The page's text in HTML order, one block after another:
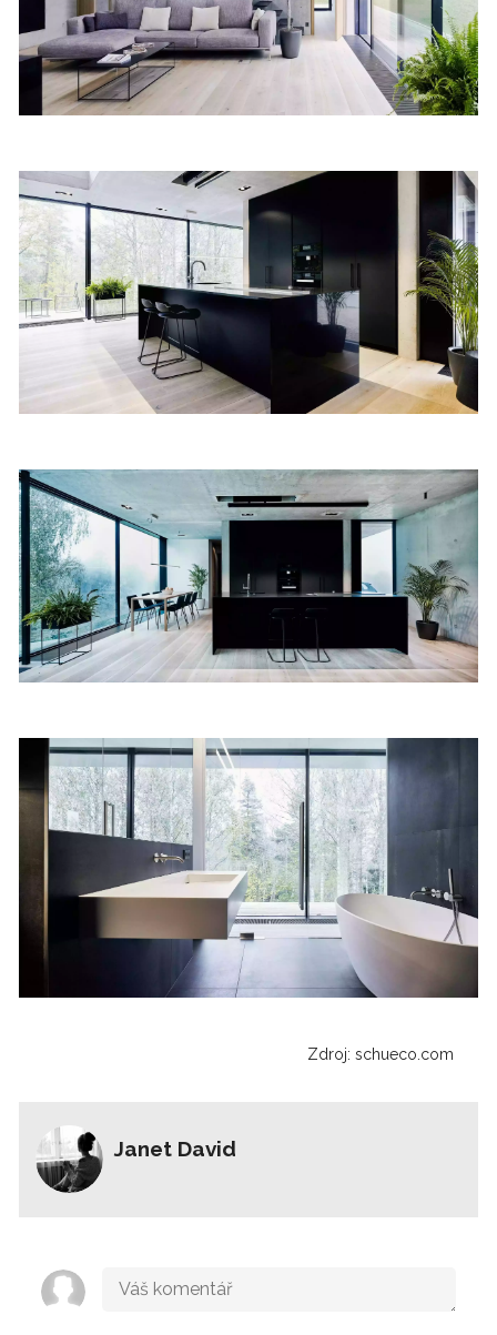
Zdroj: schueco.com
Janet David